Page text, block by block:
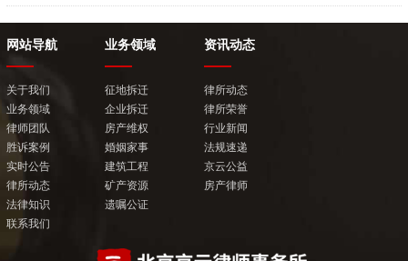
网站导航
关于我们
业务领域
律师团队
胜诉案例
实时公告
律所动态
法律知识
联系我们
业务领域
征地拆迁
企业拆迁
房产维权
婚姻家事
建筑工程
矿产资源
遗嘱公证
资讯动态
律所动态
律所荣誉
行业新闻
法规速递
京云公益
房产律师